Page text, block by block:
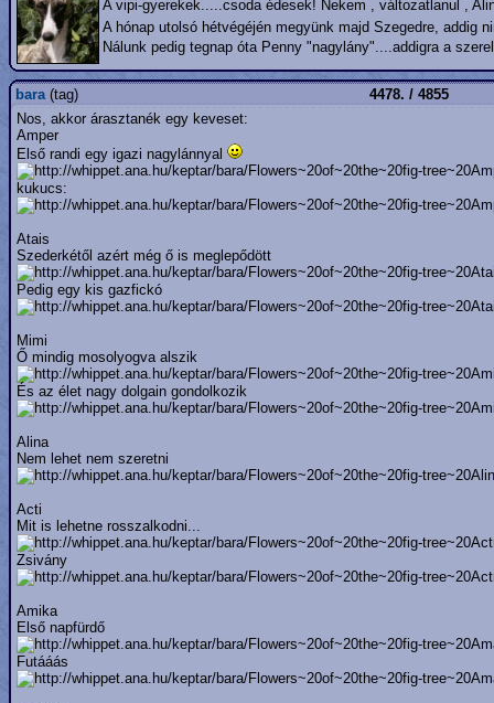
A vipi-gyerekek.....csoda édesek! Nekem , változatlanul ,
A hónap utolsó hétvégéjén megyünk majd Szegedre, addig
Nálunk pedig tegnap óta Penny "nagylány"....addigra a
bara(tag)
4478. / 4855
Nos, akkor árasztanék egy keveset:
Amper
Első randi egy igazi nagylánnyal
kukucs:
Atais
Szederkétől azért még ő is meglepődött
Pedig egy kis gazfickó
Mimi
Ő mindig mosolyogva alszik
És az élet nagy dolgain gondolkozik
Alina
Nem lehet nem szeretni
Acti
Mit is lehetne rosszalkodni...
Zsivány
Amika
Első napfürdő
Futááás